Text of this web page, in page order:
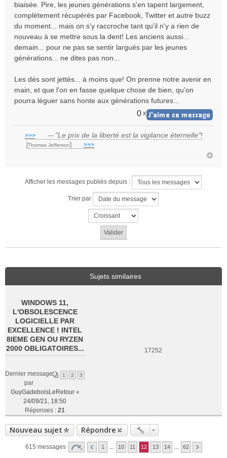
biaisée. Pire, les jeunes générations s'en tapent largement,
complètement récupérés par Facebook, Twitter et autre buzz
du moment... mais on s'y raccroche tant qu'il n'y a rien de
nouveau à se mettre sous la dent! Les anciens aussi...
demain... pour ne pas se sentir largués par les jeunes
générations... ne dites pas non...
Les dés sont jettés... à moins que! On prenne notre avenir en
main, et que l'on en fasse quelque chose de bien, qu'on
pourra léguer sans honte aux générations futures...
0 x
>>>___ — "Le prix de la liberté est la vigilance éternelle"!
[Thomas Jefferson] >>>
Afficher les messages publiés depuis :
Trier par
Sujets similaires
WINDOWS 11,
L'OBSOLESCENCE
LOGICIELLE PAR
EXCELLENCE ! INTEL
8IEME GEN OU RYZEN
2000 OBLIGATOIRES...
1 2 3
Dernier message
par
GuyGadeboisLeRetour«
24/09/21, 18:50
Réponses : 21
17252
Nouveau sujet Répondre
615 messages 1 10 11 12 13 14 62